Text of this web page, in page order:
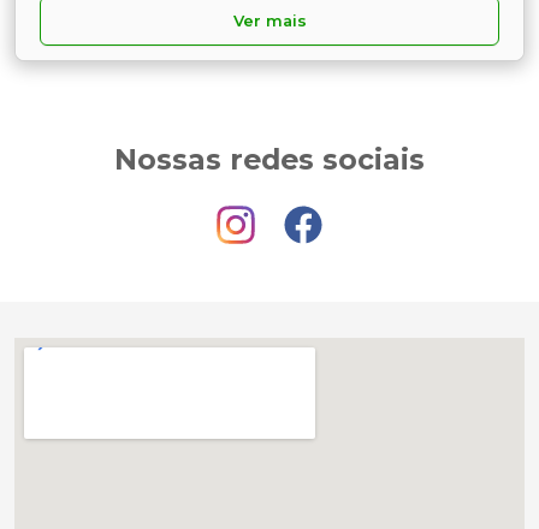
Ver mais
Nossas redes sociais